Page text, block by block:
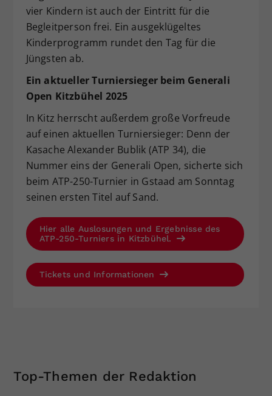
vier Kindern ist auch der Eintritt für die
Begleitperson frei. Ein ausgeklügeltes
Kinderprogramm rundet den Tag für die
Jüngsten ab.
Ein aktueller Turniersieger beim Generali
Open Kitzbühel 2025
In Kitz herrscht außerdem große Vorfreude
auf einen aktuellen Turniersieger: Denn der
Kasache Alexander Bublik (ATP 34), die
Nummer eins der Generali Open, sicherte sich
beim ATP-250-Turnier in Gstaad am Sonntag
seinen ersten Titel auf Sand.
Hier alle Auslosungen und Ergebnisse des
ATP-250-Turniers in Kitzbühel.
Tickets und Informationen
Top-Themen der Redaktion